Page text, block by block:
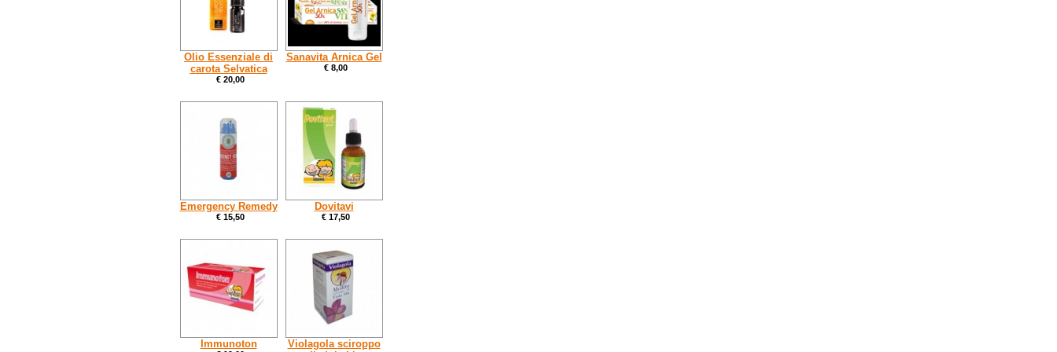
Olio Essenziale di
carota Selvatica
€ 20,00
Sanavita Arnica Gel
€ 8,00
Emergency Remedy
€ 15,50
Dovitavi
€ 17,50
Immunoton
Violagola sciroppo